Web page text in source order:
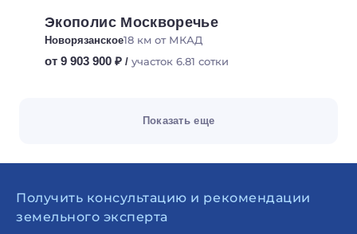
Экополис Москворечье
Новорязанское18 км от МКАД
от 9 903 900 ₽ / участок 6.81 сотки
Показать еще
Получить консультацию и рекомендации
земельного эксперта